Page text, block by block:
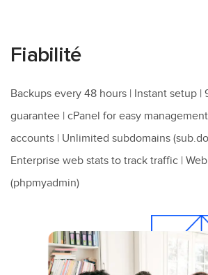
Fiabilité
Backups every 48 hours | Instant setup |
guarantee | cPanel for easy
accounts | Unlimited subdomains
Enterprise web stats to track traffic |
(phpmyadmin)